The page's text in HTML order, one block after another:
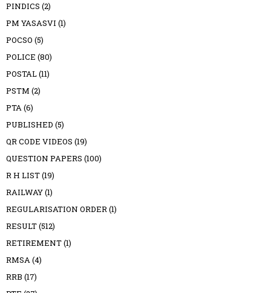
PINDICS (2)
PM YASASVI (1)
POCSO (5)
POLICE (80)
POSTAL(11)
PSTM (2)
PTA(6)
PUBLISHED (5)
QR CODE VIDEOS (19)
QUESTION PAPERS (100)
R H LIST(19)
RAILWAY(1)
REGULARISATION ORDER(1)
RESULT(512)
RETIREMENT(1)
RMSA(4)
RRB (17)